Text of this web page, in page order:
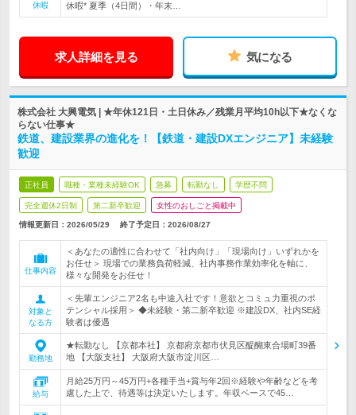
休暇
休暇* 夏季（4日間）・年末…
求人詳細を見る 気になる
株式会社 大興電気 | ★年休121日・土日休み／残業月平均10h以下★なくな
らない仕事★
鉄道、建設業界の進化を！【鉄道・建設DXエンジニア】未経験
歓迎
正社員 職種・業種未経験OK 急募 転勤なし 学歴不問
完全週休2日制 第二新卒歓迎 女性のおしごと掲載中
情報更新日：2026/05/29 終了予定日： 2026/08/27
仕事内容
＜あなたの適性に合わせて「社内向け」「現場向け」いずれかを
お任せ＞ 現場での業務負荷軽減、社内事務作業効率化を軸に、
様々な開発をお任せ！
対象と
なる方
＜先輩エンジニア2名も中途入社です！意欲とコミュ力重視のポ
テンシャル採用＞ ◆未経験・第二新卒歓迎 ※建設DX、社内SE経
験者は優遇
勤務地
★転勤なし 【京都本社】 京都府京都市伏見区醍醐東合場町39番
地 【大阪支社】 大阪府大阪市淀川区…
給与
月給25万円～45万円+各種手当+賞与年2回※経験や年齢などを考
慮した上で、待遇等は決定いたします。年収ベースで45…